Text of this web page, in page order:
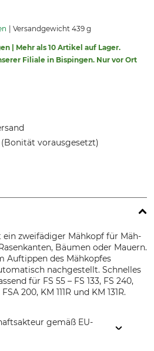
Versandgewicht 439 g
| Mehr als 10 Artikel auf Lager.
Filiale in Bispingen. Nur vor Ort
vorausgesetzt)
zweifädiger Mähkopf für Mäh-
Bäumen oder Mauern.
Auftippen des Mähkopfes
nachgestellt. Schnelles
für FS 55 – FS 133, FS 240,
200, KM 111R und KM 131R.
gemäß EU-